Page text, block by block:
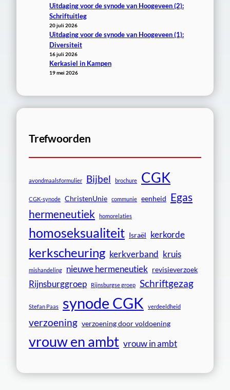
Uitdaging voor de synode van Hoogeveen (2):
Schriftuitleg
20 juli 2026
Uitdaging voor de synode van Hoogeveen (1):
Diversiteit
16 juli 2026
Kerkasiel in Kampen
19 mei 2026
Trefwoorden
avondmaalsformulier Bijbel brochure CGK
CGK-synode ChristenUnie communie eenheid Egas
hermeneutiek
homorelaties
homoseksualiteit Israël kerkorde
kerkscheuring kerkverband kruis
mishandeling nieuwe hermeneutiek revisieverzoek
Rijnsburggroep Rijnsburgse groep Schriftgezag
Stefan Paas synode CGK verdeeldheid
verzoening verzoening door voldoening
vrouw en ambt vrouw in ambt